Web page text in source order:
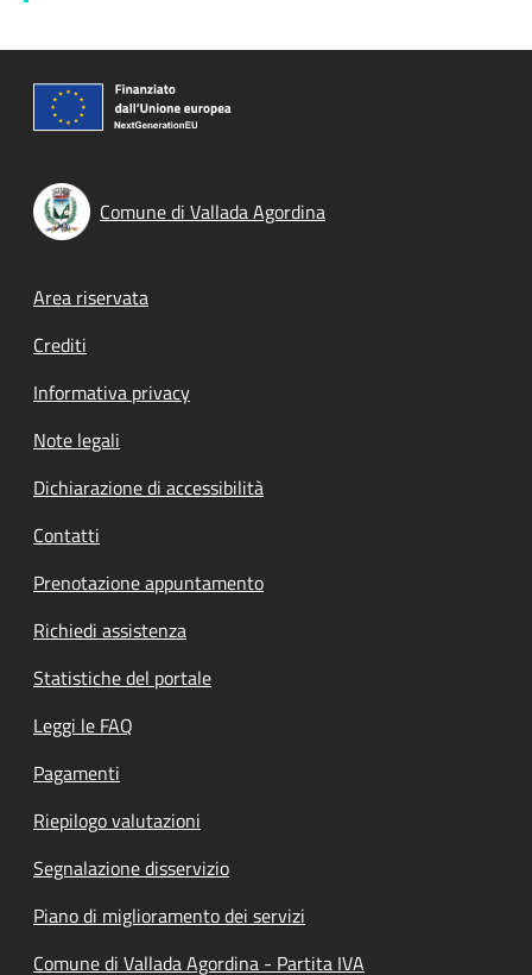
Comune di Vallada Agordina
Footer menu
Area riservata
Crediti
Informativa privacy
Note legali
Dichiarazione di accessibilità
Contatti
Prenotazione appuntamento
Richiedi assistenza
Statistiche del portale
Leggi le FAQ
Pagamenti
Riepilogo valutazioni
Segnalazione disservizio
Piano di miglioramento dei servizi
Comune di Vallada Agordina - Partita IVA